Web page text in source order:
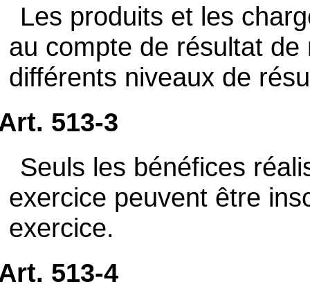
Les produits et les
au compte de résultat
différents niveaux de
513-3
Seuls les bénéfices
exercice peuvent être
exercice.
513-4